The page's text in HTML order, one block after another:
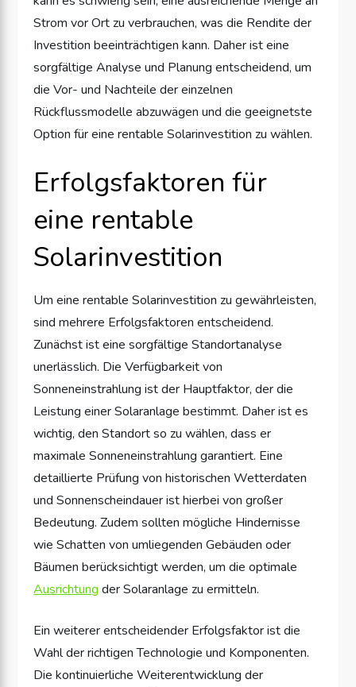
Strom vor Ort zu verbrauchen, was die Rendite der
Investition beeinträchtigen kann. Daher ist eine
sorgfältige Analyse und Planung entscheidend, um
die Vor- und Nachteile der einzelnen
Rückflussmodelle abzuwägen und die geeignetste
Option für eine rentable Solarinvestition zu wählen.
Erfolgsfaktoren für
eine rentable
Solarinvestition
Um eine rentable Solarinvestition zu gewährleisten,
sind mehrere Erfolgsfaktoren entscheidend.
Zunächst ist eine sorgfältige Standortanalyse
unerlässlich. Die Verfügbarkeit von
Sonneneinstrahlung ist der Hauptfaktor, der die
Leistung einer Solaranlage bestimmt. Daher ist es
wichtig, den Standort so zu wählen, dass er
maximale Sonneneinstrahlung garantiert. Eine
detaillierte Prüfung von historischen Wetterdaten
und Sonnenscheindauer ist hierbei von großer
Bedeutung. Zudem sollten mögliche Hindernisse
wie Schatten von umliegenden Gebäuden oder
Bäumen berücksichtigt werden, um die optimale
Ausrichtung der Solaranlage zu ermitteln.
Ein weiterer entscheidender Erfolgsfaktor ist die
Wahl der richtigen Technologie und Komponenten.
Die kontinuierliche Weiterentwicklung der